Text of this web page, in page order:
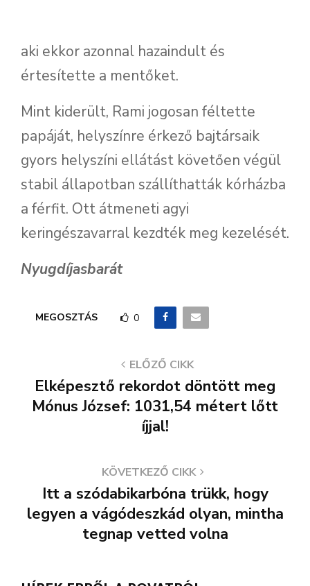
aki ekkor azonnal hazaindult és
értesítette a mentőket.
Mint kiderült, Rami jogosan féltette
papáját, helyszínre érkező bajtársaik
gyors helyszíni ellátást követően végül
stabil állapotban szállíthatták kórházba
a férfit. Ott átmeneti agyi
keringészavarral kezdték meg kezelését.
Nyugdíjasbarát
MEGOSZTÁS 0
ELŐZŐ CIKK
Elképesztő rekordot döntött meg
Mónus József: 1031,54 métert lőtt
íjjal!
KÖVETKEZŐ CIKK
Itt a szódabikarbóna trükk, hogy
legyen a vágódeszkád olyan, mintha
tegnap vetted volna